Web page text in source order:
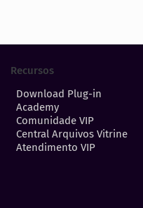
Recursos
Download Plug-in
Academy
Comunidade VIP
Central Arquivos Vitrine
Atendimento VIP